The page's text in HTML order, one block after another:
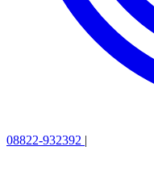
08822-932392 |